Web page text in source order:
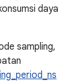
daya
sampling,